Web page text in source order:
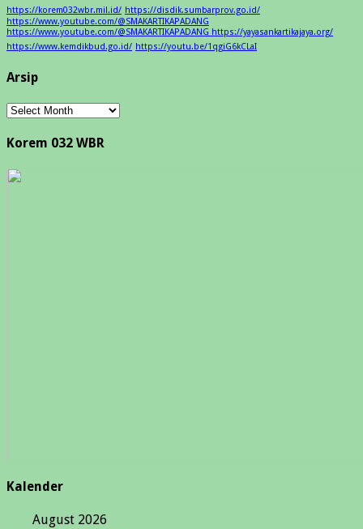
https://korem032wbr.mil.id/ https://disdik.sumbarprov.go.id/
https://www.youtube.com/@SMAKARTIKAPADANG
https://www.youtube.com/@SMAKARTIKAPADANG https://yayasankartikajaya.org/
https://www.kemdikbud.go.id/ https://youtu.be/1qgiG6kCLaI
Arsip
Arsip
Korem 032 WBR
Kalender
August 2026